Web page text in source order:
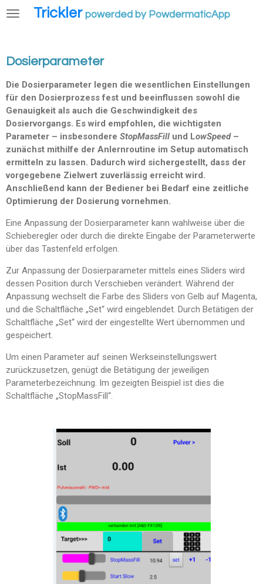
Zum
Trickler powerded by PowdermaticApp
Dosierparameter
Die Dosierparameter legen die wesentlichen Einstellungen
für den Dosierprozess fest und beeinflussen sowohl die
Genauigkeit als auch die Geschwindigkeit des
Dosiervorgangs. Es wird empfohlen, die wichtigsten
Parameter – insbesondere StopMassFill und LowSpeed–
zunächst mithilfe der Anlernroutine im Setup automatisch
ermitteln zu lassen. Dadurch wird sichergestellt, dass der
vorgegebene Zielwert zuverlässig erreicht wird.
Anschließend kann der Bediener bei Bedarf eine zeitliche
Optimierung der Dosierung vornehmen.
Eine Anpassung der Dosierparameter kann wahlweise über die
Schieberegler oder durch die direkte Eingabe der Parameterwerte
über das Tastenfeld erfolgen.
Zur Anpassung der Dosierparameter mittels eines Sliders wird
dessen Position durch Verschieben verändert. Während der
Anpassung wechselt die Farbe des Sliders von Gelb auf Magenta,
und die Schaltfläche „Set“ wird eingeblendet. Durch Betätigen der
Schaltfläche „Set“ wird der eingestellte Wert übernommen und
gespeichert.
Um einen Parameter auf seinen Werkseinstellungswert
zurückzusetzen, genügt die Betätigung der jeweiligen
Parameterbezeichnung. Im gezeigten Beispiel ist dies die
Schaltfläche „StopMassFill“.